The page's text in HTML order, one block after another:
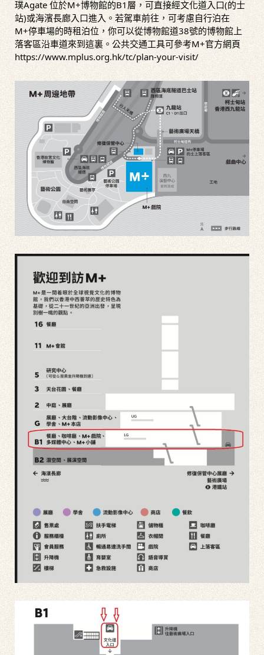
璞Agate 位於M+博物館的B1層，可直接經文化道入口(的士
站)或海濱長廊入口進入。若駕車前往，可考慮自行泊在
M+停車場的時租泊位，你可以從博物館道38號的博物館上
落客區沿車道來到這裏。公共交通工具可參考M+官方網頁
https://www.mplus.org.hk/tc/plan-your-visit/